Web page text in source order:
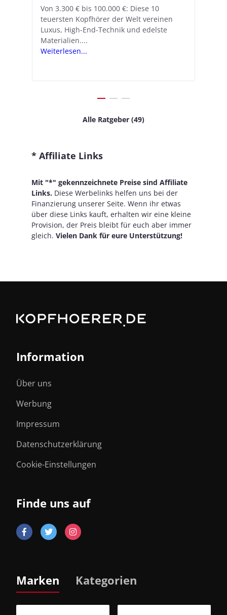
Von 3.300 € bis 100.000 €: Diese 10
teuersten Kopfhörer der Welt vereinen
Luxus, High-End-Technik und edelste
Materialien....
Weiterlesen...
Mit iOS 18.1 und den AirPods Pro 2
verwandelt Apple seine In-Ear-Kopfhörer
in kostengünstige Hörhilfen. In wenigen
Schritten...
Weiterlesen...
Alle Ratgeber (49)
* Affiliate Links
Mit "*" gekennzeichnete Preise sind Affiliate
Links. Diese Werbelinks helfen uns bei der
Finanzierung unserer Seite. Wenn ihr etwas
über diese Links kauft, erhalten wir eine kleine
Provision, der Preis bleibt für euch aber immer
gleich. Vielen Dank für eure Unterstützung!
Information
Über uns
Werbung
Impressum
Datenschutzerklärung
Cookie-Einstellungen
Finde uns auf
Marken Kategorien